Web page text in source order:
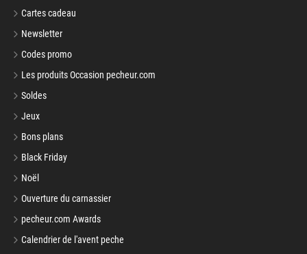
Cartes cadeau
Newsletter
Codes promo
Les produits Occasion pecheur.com
Soldes
Jeux
Bons plans
Black Friday
Noël
Ouverture du carnassier
pecheur.com Awards
Calendrier de l'avent peche